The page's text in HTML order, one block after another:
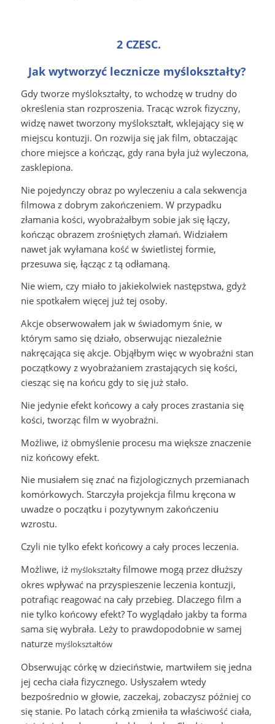
2 CZESC.
Jak wytworzyć lecznicze myślokształty?
Gdy tworze myślokształty, to wchodzę w trudny do
określenia stan rozproszenia. Tracąc wzrok fizyczny,
widzę nawet tworzony myślokształt, wklejający się w
miejscu kontuzji. On rozwija się jak film, obtaczając
chore miejsce a kończąc, gdy rana była już wyleczona,
zasklepiona.
Nie pojedynczy obraz po wyleczeniu a cala sekwencja
filmowa z dobrym zakończeniem. W przypadku
złamania kości, wyobrażałbym sobie jak się łączy,
kończąc obrazem zrośniętych złamań. Widziałem
nawet jak wyłamana kość w świetlistej formie,
przesuwa się, łącząc z tą odłamaną.
Nie wiem, czy miało to jakiekolwiek następstwa, gdyż
nie spotkałem więcej już tej osoby.
Akcje obserwowałem jak w świadomym śnie, w
którym samo się działo, obserwując niezależnie
nakręcająca się akcje. Objąłbym więc w wyobraźni stan
początkowy z wyobrażaniem zrastających się kości,
ciesząc się na końcu gdy to się już stało.
Nie jedynie efekt końcowy a cały proces zrastania się
kości, tworząc film w wyobraźni.
Możliwe, iż obmyślenie procesu ma większe znaczenie
niz końcowy efekt.
Nie musiałem się znać na fizjologicznych przemianach
komórkowych. Starczyła projekcja filmu kręcona w
uwadze o początku i pozytywnym zakończeniu
wzrostu.
Czyli nie tylko efekt końcowy a cały proces leczenia.
Możliwe, iż myślokształtyfilmowe mogą przez dłuższy
okres wpływać na przyspieszenie leczenia kontuzji,
potrafiąc reagować na cały przebieg. Dlaczego film a
nie tylko końcowy efekt? To wyglądało jakby ta forma
sama się wybrała. Leży to prawdopodobnie w samej
naturze myślokształtów
Obserwując córkę w dzieciństwie, martwiłem się jedna
jej cecha ciała fizycznego. Usłyszałem wtedy
bezpośrednio w głowie, zaczekaj, zobaczysz później co
się stanie. Po latach córką zmieniła ta właściwość ciała,